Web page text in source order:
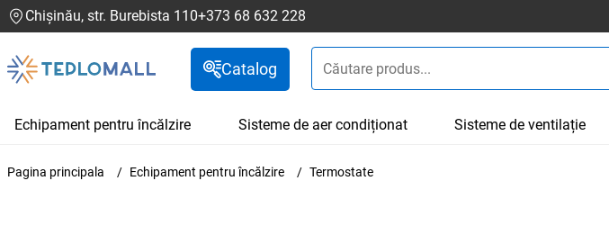
Chișinău, str. Burebista 110+373 68 632 228
Catalog
Echipament pentru încălzire Sisteme de aer condiționat Sisteme de ventilație
Pagina principala Echipament pentru încălzire Termostate